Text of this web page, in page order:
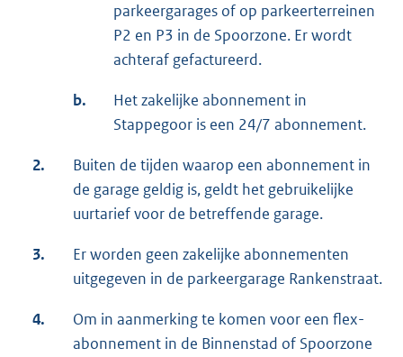
parkeergarages of op parkeerterreinen
P2 en P3 in de Spoorzone. Er wordt
achteraf gefactureerd.
b.
Het zakelijke abonnement in
Stappegoor is een 24/7 abonnement.
2.
Buiten de tijden waarop een abonnement in
de garage geldig is, geldt het gebruikelijke
uurtarief voor de betreffende garage.
3.
Er worden geen zakelijke abonnementen
uitgegeven in de parkeergarage Rankenstraat.
4.
Om in aanmerking te komen voor een flex-
abonnement in de Binnenstad of Spoorzone